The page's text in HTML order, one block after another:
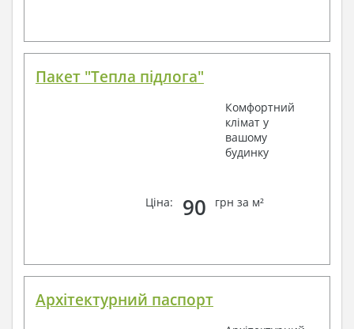
Пакет "Тепла підлога"
Комфортний
клімат у
вашому
будинку
Ціна: 90 грн за м²
Архітектурний паспорт